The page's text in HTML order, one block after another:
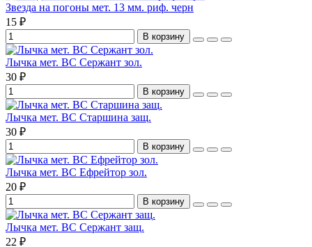
Звезда на погоны мет. 13 мм. риф. черн
15 ₽
В корзину
Лычка мет. ВС Сержант зол.
30 ₽
В корзину
Лычка мет. ВС Старшина защ.
30 ₽
В корзину
Лычка мет. ВС Ефрейтор зол.
20 ₽
В корзину
Лычка мет. ВС Сержант защ.
22 ₽